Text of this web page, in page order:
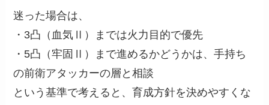
迷った場合は、
・3凸（血気Ⅱ）までは火力目的で優先
・5凸（牢固Ⅱ）まで進めるかどうかは、手持ち
の前衛アタッカーの層と相談
という基準で考えると、育成方針を決めやすくな